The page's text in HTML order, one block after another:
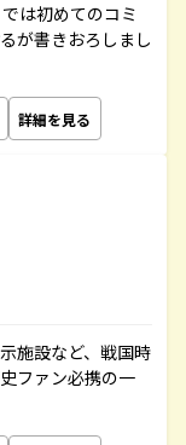
は初めてのコミ
が書きおろしまし
詳細を見る
施設など、戦国時
ファン必携の一